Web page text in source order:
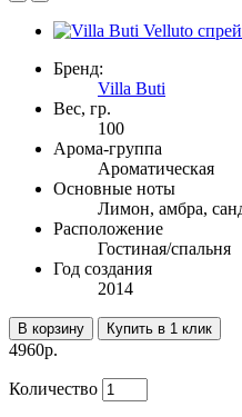
Бренд:
Villa Buti
Вес, гр.
100
Арома-группа
Ароматическая
Основные ноты
Лимон, амбра,
Расположение
Гостиная/спальня
Год создания
2014
В корзину Купить в 1 клик
4960р.
Количество